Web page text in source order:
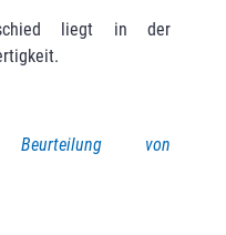
liegt in der
von